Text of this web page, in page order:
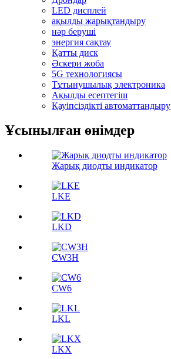
LED дисплей
ақылды жарықтандыру
нәр беруші
энергия сақтау
Қатты диск
Әскери жоба
5G технологиясы
Тұтынушылық электроника
Ақылды есептегіш
Қауіпсіздікті автоматтандыру
Ұсынылған өнімдер
Жарық диодты индикатор
LKE
LKD
CW3H
CW6
LKL
LKX